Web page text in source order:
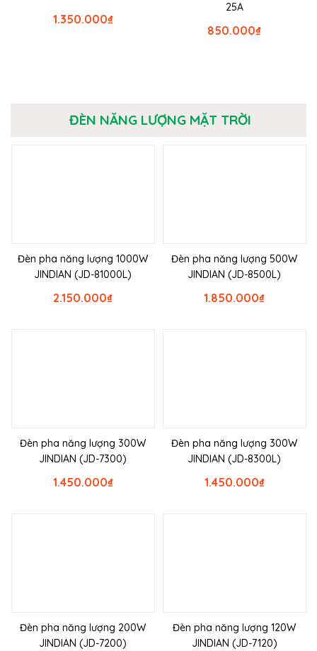
₫
1.350.000
25A
₫
850.000
ĐÈN NĂNG LƯỢNG MẶT TRỜI
Đèn pha năng lượng 1000W
JINDIAN (JD-81000L)
₫
2.150.000
Đèn pha năng lượng 500W
JINDIAN (JD-8500L)
₫
1.850.000
Đèn pha năng lượng 300W
JINDIAN (JD-7300)
₫
1.450.000
Đèn pha năng lượng 300W
JINDIAN (JD-8300L)
₫
1.450.000
Đèn pha năng lượng 200W
JINDIAN (JD-7200)
Đèn pha năng lượng 120W
JINDIAN (JD-7120)